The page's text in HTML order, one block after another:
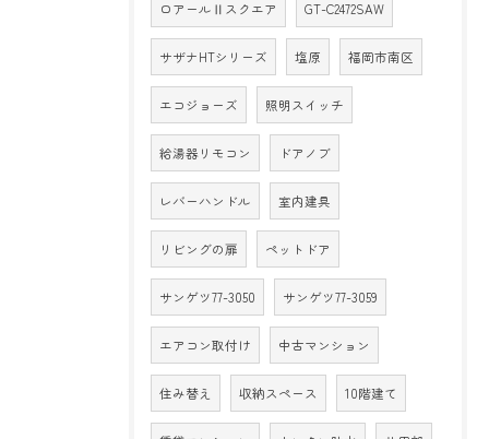
ロアールⅡスクエア GT-C2472SAW
サザナHTシリーズ 塩原 福岡市南区
エコジョーズ 照明スイッチ
給湯器リモコン ドアノブ
レバーハンドル 室内建具
リビングの扉 ペットドア
サンゲツ77-3050 サンゲツ77-3059
エアコン取付け 中古マンション
住み替え 収納スペース 10階建て